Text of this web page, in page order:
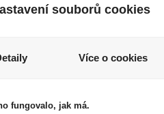
Red 200ks
souborů cookies
Více o cookies
fungovalo, jak má.